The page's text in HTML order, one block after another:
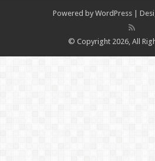
Powered by WordPress |
© Copyright 2026, All